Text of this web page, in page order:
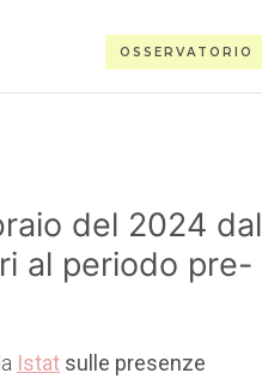
OSSERVATORIO
del 2024 dal
al periodo pre-
Istat sulle presenze